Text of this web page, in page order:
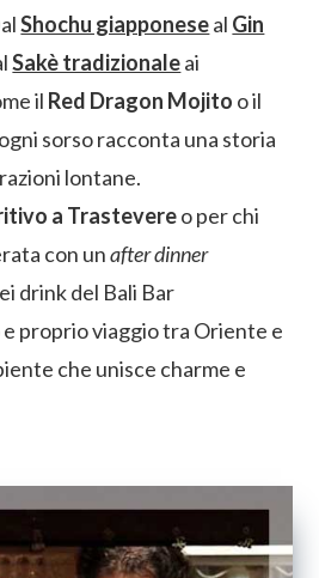
Shochu giapponeseal Gin
Sakè tradizionaleai
il Red Dragon Mojito o il
sorso racconta una storia
lontane.
a Trastevereo per chi
con unafter dinner
drink del Bali Bar
proprio viaggio tra Oriente e
che unisce charme e